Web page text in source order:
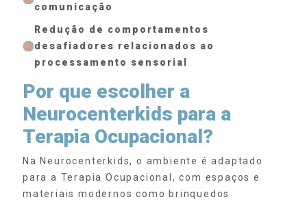
comunicação
Redução de comportamentos
desafiadores relacionados ao
processamento sensorial
Por que escolher a
Neurocenterkids para a
Terapia Ocupacional?
Na Neurocenterkids, o ambiente é adaptado
para a Terapia Ocupacional, com espaços e
materiais modernos como brinquedos